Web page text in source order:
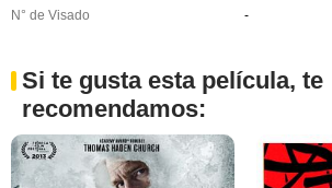
N° de Visado
-
Si te gusta esta película, te
recomendamos: